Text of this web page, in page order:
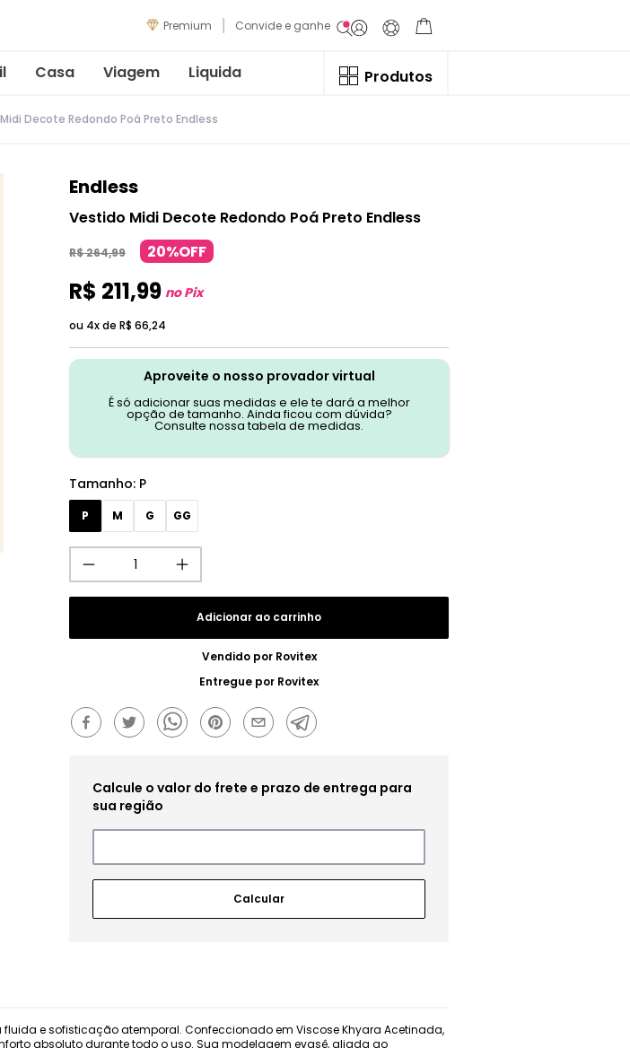
Premium Convide e ganhe
Casa Viagem Liquida Produtos
Decote Redondo Poá Preto Endless
Endless
Vestido Midi Decote Redondo Poá Preto Endless
R$264,99 20%OFF
R$ 211,99 no Pix
ou 4x de R$ 66,24
Aproveite o nosso provador virtual
É só adicionar suas medidas e ele te dará a melhor
opção de tamanho. Ainda ficou com dúvida?
Consulte nossa tabela de medidas.
Tamanho: P
P M G GG
Adicionar ao carrinho
Vendido por Rovitex
Entregue por Rovitex
e sofisticação atemporal. Confeccionado em Viscose Khyara Acetinada,
absoluto durante todo o uso. Sua modelagem evasê, aliada ao